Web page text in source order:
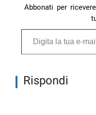
Abbonati per
Digita la tua e-mail...
Rispondi